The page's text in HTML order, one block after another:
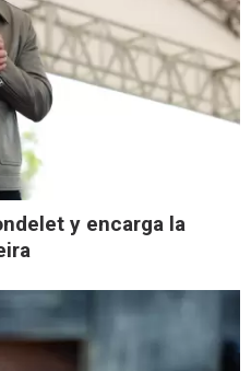
y encarga la